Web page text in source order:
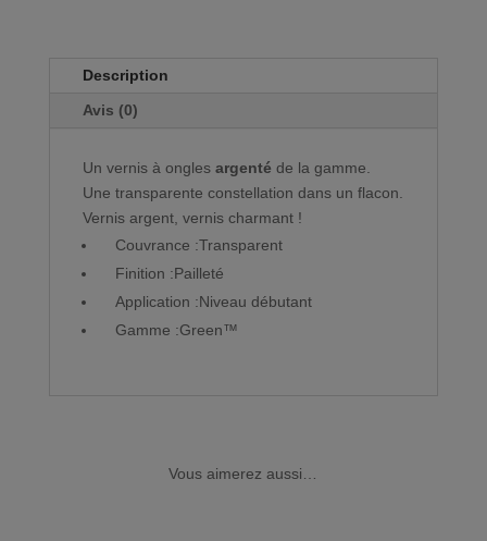
Description
Avis (0)
Un vernis à ongles argenté de la gamme.
Une transparente constellation dans un flacon.
Vernis argent, vernis charmant !
Couvrance :Transparent
Finition :Pailleté
Application :Niveau débutant
Gamme :Green™
Vous aimerez aussi…